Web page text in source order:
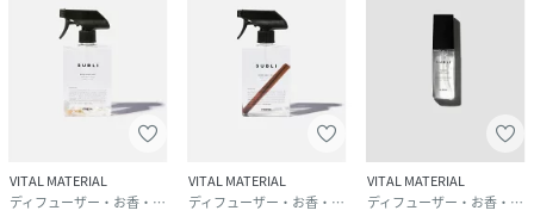
・Hand Washのhow toはこちら
https://brandavenue.rakuten.co.jp/item/FQ7184
性別タイプ ユニセックス
原産国 日本
VITAL MATERIAL
ディフューザー・お香・アロマオイル・キャンドル
VITAL MATERIAL
ディフューザー・お香・アロマオイル・キャンドル
VITAL MATERIAL
ディフューザー・お香・アロマオイル・キャンドル